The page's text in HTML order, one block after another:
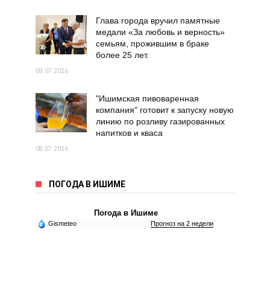
Глава города вручил памятные
медали «За любовь и верность»
семьям, прожившим в браке
более 25 лет.
09.07.2026
"Ишимская пивоваренная
компания" готовит к запуску новую
линию по розливу газированных
напитков и кваса
08.07.2026
ПОГОДА В ИШИМЕ
Погода в Ишиме
Gismeteo Прогноз на 2 недели